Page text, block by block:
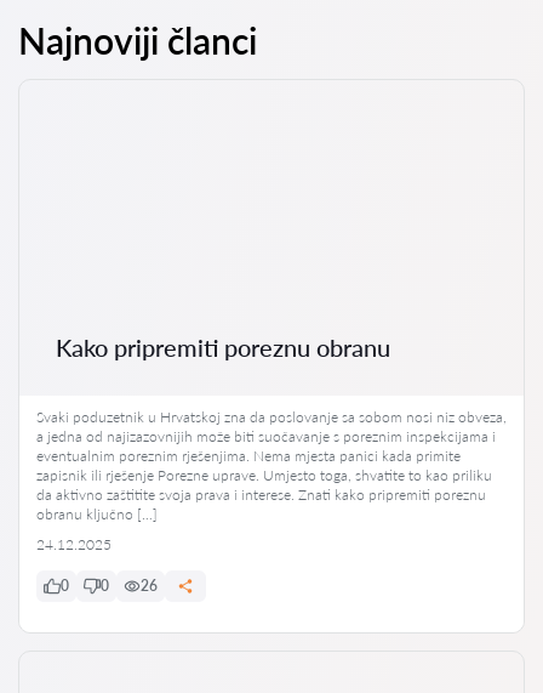
Najnoviji članci
Kako pripremiti poreznu obranu
Svaki poduzetnik u Hrvatskoj zna da poslovanje sa sobom nosi niz obveza,
a jedna od najizazovnijih može biti suočavanje s poreznim inspekcijama i
eventualnim poreznim rješenjima. Nema mjesta panici kada primite
zapisnik ili rješenje Porezne uprave. Umjesto toga, shvatite to kao priliku
da aktivno zaštitite svoja prava i interese. Znati kako pripremiti poreznu
obranu ključno […]
24.12.2025
0 0 26